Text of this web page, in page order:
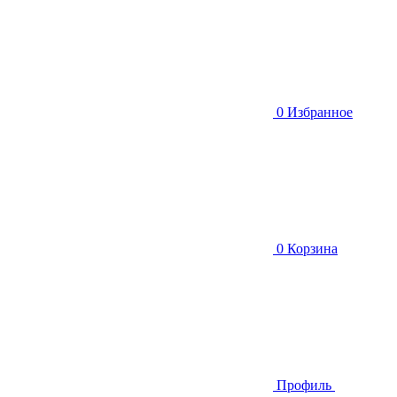
0 Избранное
0 Корзина
Профиль